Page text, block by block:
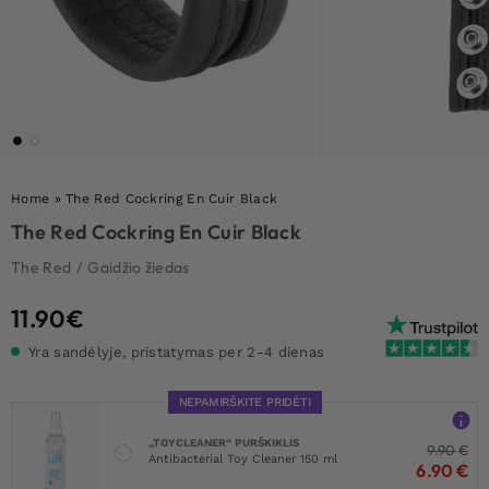
Home »The Red Cockring En Cuir Black
The Red Cockring En Cuir Black
The Red / Gaidžio žiedas
11.90€
Yra sandėlyje, pristatymas per 2-4 dienas
NEPAMIRŠKITE PRIDĖTI
„TOYCLEANER“ PURŠKIKLIS
Antibacterial Toy Cleaner 150 ml
9.90€
6.90 €